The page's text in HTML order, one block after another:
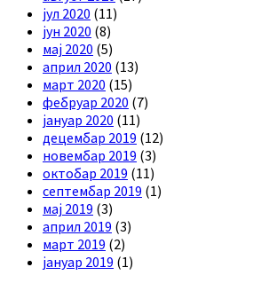
јул 2020 (11)
јун 2020 (8)
мај 2020 (5)
април 2020 (13)
март 2020 (15)
фебруар 2020 (7)
јануар 2020 (11)
децембар 2019 (12)
новембар 2019 (3)
октобар 2019 (11)
септембар 2019 (1)
мај 2019 (3)
април 2019 (3)
март 2019 (2)
јануар 2019 (1)